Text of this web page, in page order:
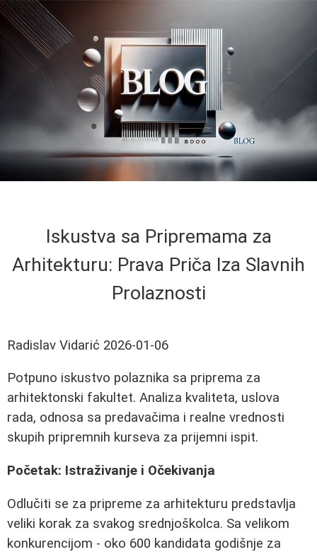
Iskustva sa Pripremama za
Arhitekturu: Prava Priča Iza Slavnih
Prolaznosti
Radislav Vidarić 2026-01-06
Potpuno iskustvo polaznika sa priprema za
arhitektonski fakultet. Analiza kvaliteta, uslova
rada, odnosa sa predavačima i realne vrednosti
skupih pripremnih kurseva za prijemni ispit.
Početak: Istraživanje i Očekivanja
Odlučiti se za pripreme za arhitekturu predstavlja
veliki korak za svakog srednjoškolca. Sa velikom
konkurencijom - oko 600 kandidata godišnje za